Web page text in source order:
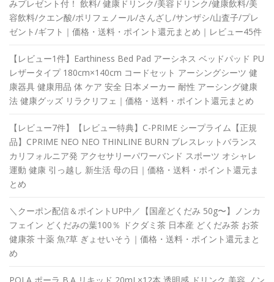
みプレゼント付！ 飲料/ 健康ドリンク/美容ドリンク/健康飲料/美
容飲料/クエン酸/ポリフェノール/さんざし/サンザシ/山査子/プレ
ゼント/ギフト｜価格・送料・ポイント還元まとめ｜レビュー45件
【レビュー1件】Earthiness Bed Pad アーシネス ベッドパッド PU
レザータイプ 180cm×140cm コードセット アーシングシーツ 健
康器具 健康用品 体 ケア 安全 日本メーカー 耐性 アーシング健康
法 健康グッズ リラクリフェ｜価格・送料・ポイント還元まとめ
【レビュー7件】【レビュー特典】C-PRIME シープライム【正規
品】CPRIME NEO NEO THINLINE BURN ブレスレットバランス
カリフォルニア発 アクセサリーパワーバンド スポーツ オシャレ
運動 健康 引っ越し 新生活 母の日｜価格・送料・ポイント還元ま
とめ
＼クーポン配信＆ポイントUP中／【国産どくだみ 50g〜】ノンカ
フェイン どくだみの葉100％ ドクダミ茶 日本産 どくだみ茶 お茶
健康茶 十薬 魚?草 ぎょせいそう｜価格・送料・ポイント還元まと
め